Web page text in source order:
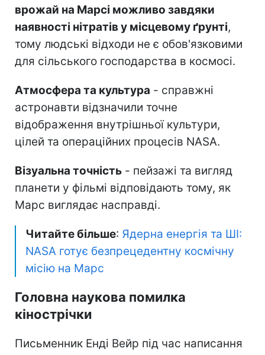
врожай на Марсі можливо завдяки
наявності нітратів у місцевому ґрунті,
тому людські відходи не є обов'язковими
для сільського господарства в космосі.
Атмосфера та культура - справжні
астронавти відзначили точне
відображення внутрішньої культури,
цілей та операційних процесів NASA.
Візуальна точність - пейзажі та вигляд
планети у фільмі відповідають тому, як
Марс виглядає насправді.
Читайте більше: Ядерна енергія та ШІ:
NASA готує безпрецедентну космічну
місію на Марс
Головна наукова помилка
кінострічки
Письменник Енді Вейр під час написання